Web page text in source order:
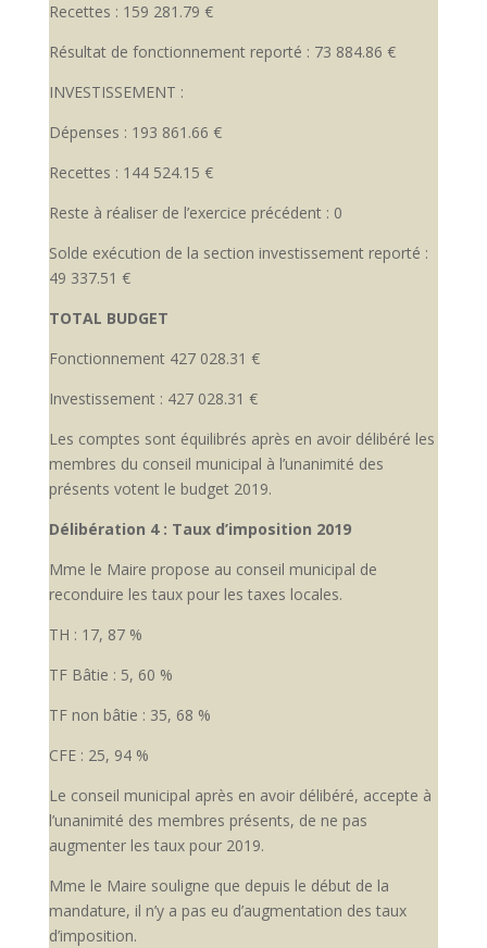
Recettes : 159 281.79 €
Résultat de fonctionnement reporté : 73 884.86 €
INVESTISSEMENT :
Dépenses : 193 861.66 €
Recettes : 144 524.15 €
Reste à réaliser de l’exercice précédent : 0
Solde exécution de la section investissement reporté :
49 337.51 €
TOTAL BUDGET
Fonctionnement 427 028.31 €
Investissement : 427 028.31 €
Les comptes sont équilibrés après en avoir délibéré les
membres du conseil municipal à l’unanimité des
présents votent le budget 2019.
Délibération 4 : Taux d’imposition 2019
Mme le Maire propose au conseil municipal de
reconduire les taux pour les taxes locales.
TH : 17, 87 %
TF Bâtie : 5, 60 %
TF non bâtie : 35, 68 %
CFE : 25, 94 %
Le conseil municipal après en avoir délibéré, accepte à
l’unanimité des membres présents, de ne pas
augmenter les taux pour 2019.
Mme le Maire souligne que depuis le début de la
mandature, il n’y a pas eu d’augmentation des taux
d’imposition.